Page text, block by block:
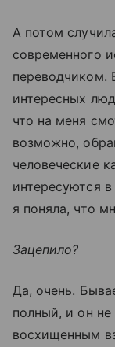
А потом
современного
переводчиком.
интересных
что на меня
возможно,
человеческие
интересуются
я поняла, что
Зацепило?
Да, очень.
полный, и он
восхищенным